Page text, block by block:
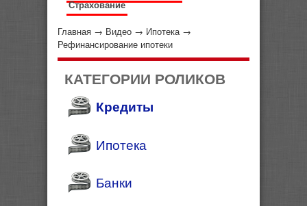
Страхование
Главная → Видео → Ипотека →
Рефинансирование ипотеки
КАТЕГОРИИ РОЛИКОВ
Кредиты
Ипотека
Банки